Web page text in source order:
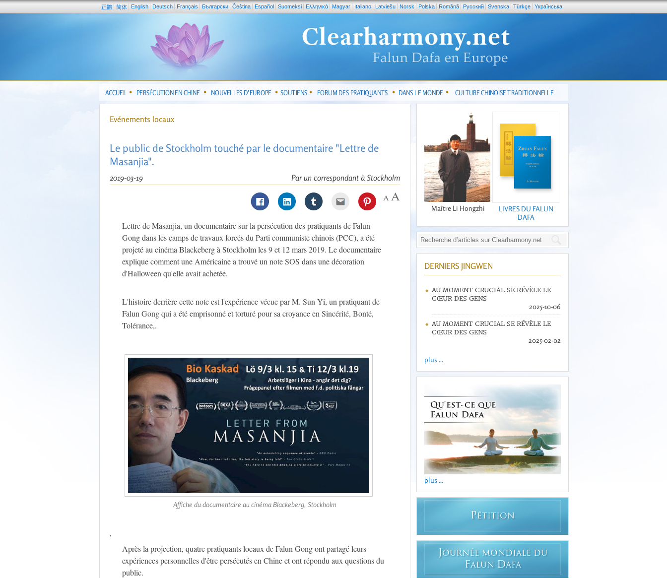
正體 简体 English Deutsch Français Български Čeština Español Suomeksi Ελληνικά Magyar Italiano Latviešu Norsk Polska Română Pусский Svenska Türkçe Yкраїнська
ACCUEIL PERSÉCUTION EN CHINE NOUVELLES D’EUROPE SOUTIENS FORUM DES PRATIQUANTS DANS LE MONDE CULTURE CHINOISE TRADITIONNELLE
Evénements locaux
Le public de Stockholm touché par le documentaire "Lettre de
Masanjia".
Par un correspondant à Stockholm
2019-03-19
Lettre de Masanjia, un documentaire sur la persécution des pratiquants de Falun
Gong dans les camps de travaux forcés du Parti communiste chinois (PCC), a été
projeté au cinéma Blackeberg à Stockholm les 9 et 12 mars 2019. Le documentaire
explique comment une Américaine a trouvé un note SOS dans une décoration
d'Halloween qu'elle avait achetée.
L'histoire derrière cette note est l'expérience vécue par M. Sun Yi, un pratiquant de
Falun Gong qui a été emprisonné et torturé pour sa croyance en Sincérité, Bonté,
Tolérance,.
Affiche du documentaire au cinéma Blackeberg, Stockholm
.
Après la projection, quatre pratiquants locaux de Falun Gong ont partagé leurs
expériences personnelles d'être persécutés en Chine et ont répondu aux questions du
public.
Maître Li Hongzhi
LIVRES DU FALUN
DAFA
DERNIERS JINGWEN
AU MOMENT CRUCIAL SE RÉVÈLE LE
CŒUR DES GENS
2025-10-06
AU MOMENT CRUCIAL SE RÉVÈLE LE
CŒUR DES GENS
2025-02-02
plus ...
plus ...
PÉTITION
JOURNÉE MONDIALE DU
FALUN DAFA